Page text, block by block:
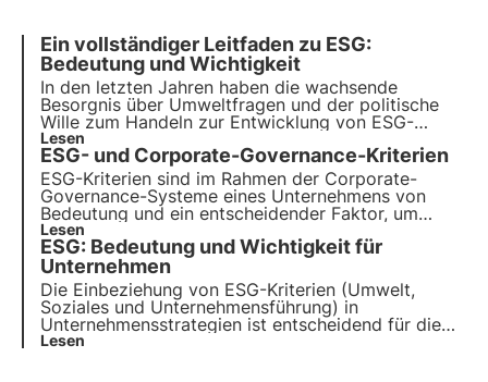
Ein vollständiger Leitfaden zu ESG:
Bedeutung und Wichtigkeit
In den letzten Jahren haben die wachsende
Besorgnis über Umweltfragen und der politische
Wille zum Handeln zur Entwicklung von ESG-
Themen geführt. In diesem Artikel erfahren Sie,
was ESG-Kriterien sind und welche Bedeutung sie
für Unternehmen und ihre Anleger haben.
Lesen
ESG- und Corporate-Governance-Kriterien
ESG-Kriterien sind im Rahmen der Corporate-
Governance-Systeme eines Unternehmens von
Bedeutung und ein entscheidender Faktor, um
Organisationen, die Nachhaltigkeit als Kern ihres
Geschäftsmodells betrachten, von solchen zu
unterscheiden, die dies aus Gründen der externen
Kommunikation tun.
Lesen
ESG: Bedeutung und Wichtigkeit für
Unternehmen
Die Einbeziehung von ESG-Kriterien (Umwelt,
Soziales und Unternehmensführung) in
Unternehmensstrategien ist entscheidend für die
Verbesserung der Leistung. In diesem Artikel
Lesen